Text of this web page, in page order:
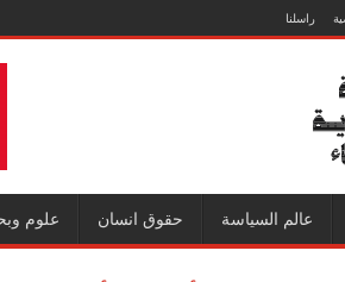
راسلنا
عالم السياسة حقوق انسان علوم